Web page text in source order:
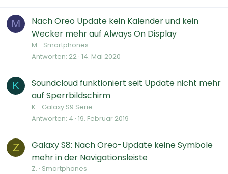
M
Nach Oreo Update kein Kalender und kein
Wecker mehr auf Always On Display
M. Smartphones
Antworten 22 14. Mai 2020
K
Soundcloud funktioniert seit Update nicht mehr
auf Sperrbildschirm
K. Galaxy S9 Serie
Antworten 4 19. Februar 2019
Z
Galaxy S8: Nach Oreo-Update keine Symbole
mehr in der Navigationsleiste
Z. Smartphones